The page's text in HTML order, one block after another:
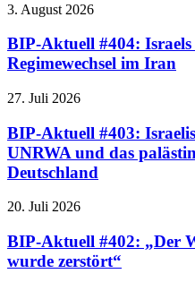
3. August 2026
BIP-Aktuell #404:
Regimewechsel im Iran
27. Juli 2026
BIP-Aktuell #403:
UNRWA und das
Deutschland
20. Juli 2026
BIP-Aktuell #402: „Der
wurde zerstört“